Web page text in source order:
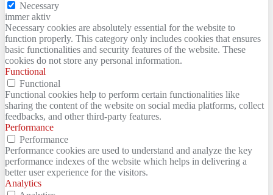
Necessary
immer aktiv
Necessary cookies are absolutely essential for the website to
function properly. This category only includes cookies that ensures
basic functionalities and security features of the website. These
cookies do not store any personal information.
Functional
Functional
Functional cookies help to perform certain functionalities like
sharing the content of the website on social media platforms, collect
feedbacks, and other third-party features.
Performance
Performance
Performance cookies are used to understand and analyze the key
performance indexes of the website which helps in delivering a
better user experience for the visitors.
Analytics